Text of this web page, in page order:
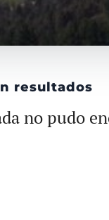
resultados
no pudo